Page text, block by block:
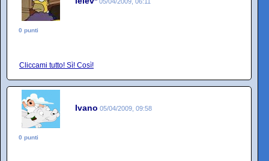
0 punti
Cliccami tutto! Sì! Così!
Ivano 05/04/2009, 09:58
0 punti